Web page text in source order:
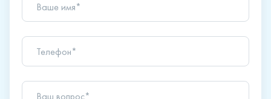
Ваше имя*
Телефон*
Ваш вопрос*
Отправляя форму вы подтверждаете согласие с
политикой обработки персональных данных